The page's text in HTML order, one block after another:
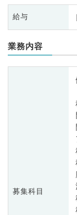
給与
業務内容
募集科目